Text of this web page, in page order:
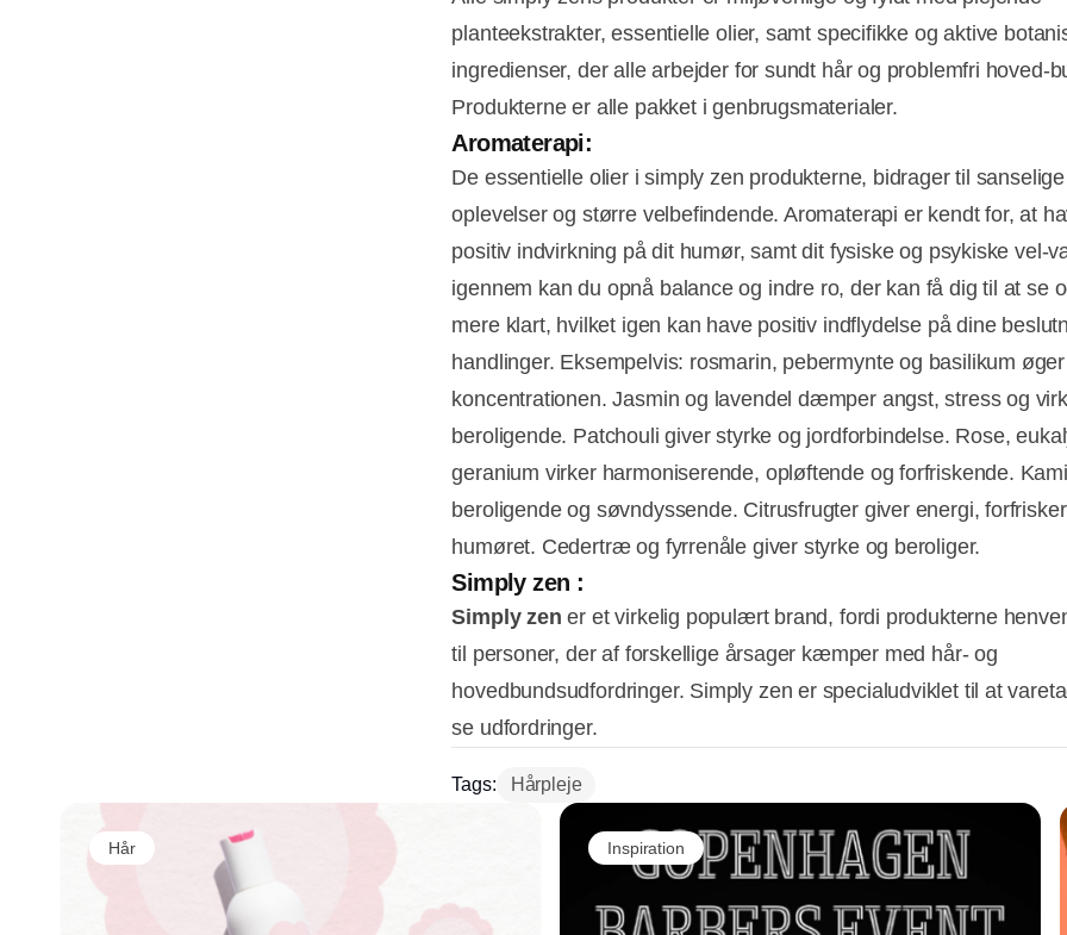
planteekstrakter, essentielle olier, samt specifikke og aktive
ingredienser, der alle arbejder for sundt hår og problemfri hoved-
Produkterne er alle pakket i genbrugsmaterialer.
Aromaterapi:
De essentielle olier i simply zen produkterne, bidrager til sanselige
oplevelser og større velbefindende. Aromaterapi er kendt for, at
positiv indvirkning på dit humør, samt dit fysiske og psykiske vel-
igennem kan du opnå balance og indre ro, der kan få dig til at se
mere klart, hvilket igen kan have positiv indflydelse på dine
handlinger. Eksempelvis: rosmarin, pebermynte og basilikum øger
koncentrationen. Jasmin og lavendel dæmper angst, stress og
beroligende. Patchouli giver styrke og jordforbindelse. Rose,
geranium virker harmoniserende, opløftende og forfriskende.
beroligende og søvndyssende. Citrusfrugter giver energi,
humøret. Cedertræ og fyrrenåle giver styrke og beroliger.
Simply zen :
Simply zen er et virkelig populært brand, fordi produkterne
til personer, der af forskellige årsager kæmper med hår- og
hovedbundsudfordringer. Simply zen er specialudviklet til at
se udfordringer.
Tags: Hårpleje
Hår Inspiration